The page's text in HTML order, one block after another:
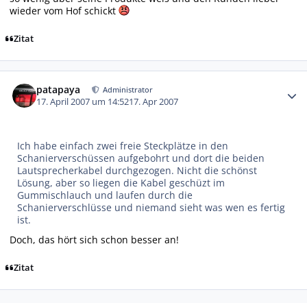
wieder vom Hof schickt
Zitat
patapaya Administrator
17. April 2007 um 14:5217. Apr 2007
Ich habe einfach zwei freie Steckplätze in den
Schanierverschüssen aufgebohrt und dort die beiden
Lautsprecherkabel durchgezogen. Nicht die schönst
Lösung, aber so liegen die Kabel geschüzt im
Gummischlauch und laufen durch die
Schanierverschlüsse und niemand sieht was wen es fertig
ist.
Doch, das hört sich schon besser an!
Zitat